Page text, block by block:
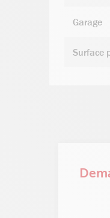
Garage
Surface